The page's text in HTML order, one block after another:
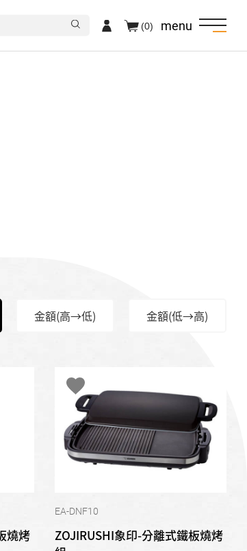
menu
(0)
金額(高→低) 金額(低→高)
燒烤
EA-DNF10
ZOJIRUSHI象印-分離式鐵板燒烤